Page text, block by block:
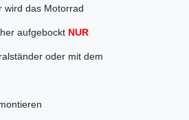
wird das Motorrad
aufgebockt NUR
oder mit dem